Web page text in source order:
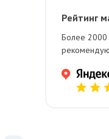
Рейтинг
Более 2000